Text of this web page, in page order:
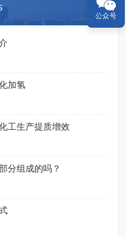
加氢
工生产提质增效
分组成的吗？
公众号